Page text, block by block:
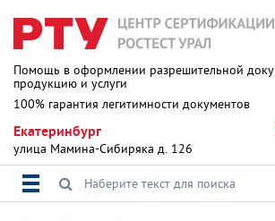
Помощь в оформлении разрешительной
продукцию и услуги
100% гарантия легитимности документов
Екатеринбург
улица Мамина-Сибиряка д. 126